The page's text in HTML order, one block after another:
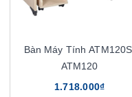
Bàn Máy Tính ATM120S,
ATM120
1.718.000₫